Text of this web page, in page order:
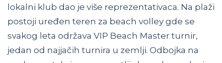
lokalni klub dao je više reprezentativaca. Na plaži
postoji uređen teren za beach volley gde se
svakog leta održava VIP Beach Master turnir,
jedan od najjačih turnira u zemlji. Odbojka na